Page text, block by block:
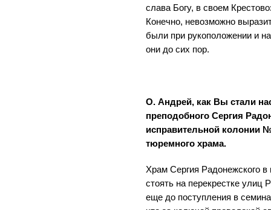
слава Богу, в своем
Конечно, невозможно
были при рукоположении и
они до сих пор.
О. Андрей, как Вы стали
преподобного Сергия
исправительной колонии
тюремного храма.
Храм Сергия Радонежского
стоять на перекрестке
еще до поступления в